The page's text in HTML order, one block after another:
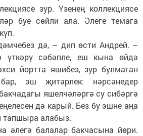
зур. Үзенең коллекциясе
буе сөйли ала. Әлеге темага
дә, – дип өсти Андрей. –
сәбәпле, еш кына өйдә
йортта яшибез, зур булмаган
эш җитәрлек: нәрсәнедер
яшелчәләргә су сибәргә
дә карый. Без бу эшне аңа
алабыз.
әлегә балалар бакчасына йөри.